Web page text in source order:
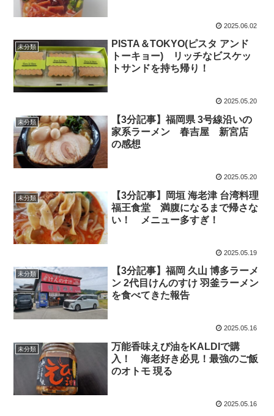
2025.06.02
未分類
PISTA＆TOKYO(ピスタ アンド
トーキョー) リッチなビスケッ
トサンドを持ち帰り！
2025.05.20
未分類
【3分記事】福岡県 3号線沿いの
家系ラーメン 春吉屋 新宮店
の感想
2025.05.20
未分類
【3分記事】岡垣 海老津 台湾料理
福王食堂 満腹になるまで帰さな
い！ メニュー多すぎ！
2025.05.19
未分類
【3分記事】福岡 久山 博多ラーメ
ン 2代目けんのすけ 羽釜ラーメン
を食べてきた報告
2025.05.16
未分類
万能香味えび油をKALDIで購
入！ 海老好き必見！最強のご飯
のオトモ 現る
2025.05.16